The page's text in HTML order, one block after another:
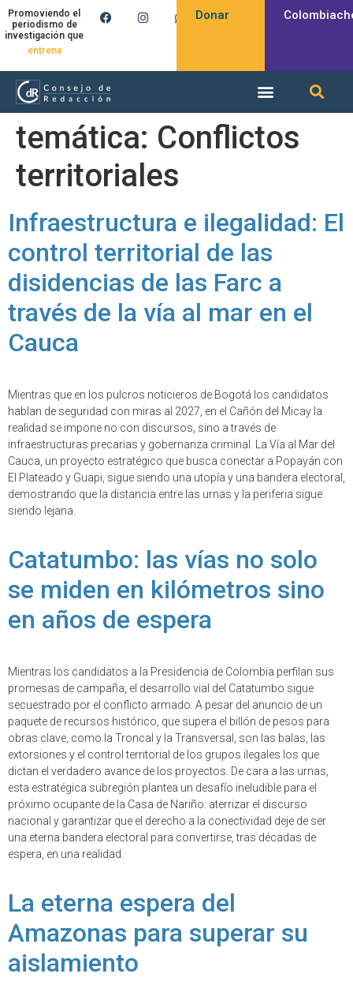
Promoviendo el
periodismo de
investigación que
entrena
Donar
temática: Conflictos
territoriales
Infraestructura e ilegalidad: El
control territorial de las
disidencias de las Farc a
través de la vía al mar en el
Cauca
Mientras que en los pulcros noticieros de Bogotá los candidatos
hablan de seguridad con miras al 2027, en el Cañón del Micay la
realidad se impone no con discursos, sino a través de
infraestructuras precarias y gobernanza criminal. La Vía al Mar del
Cauca, un proyecto estratégico que busca conectar a Popayán con
El Plateado y Guapi, sigue siendo una utopía y una bandera electoral,
demostrando que la distancia entre las urnas y la periferia sigue
siendo lejana.
Catatumbo: las vías no solo
se miden en kilómetros sino
en años de espera
Mientras los candidatos a la Presidencia de Colombia perfilan sus
promesas de campaña, el desarrollo vial del Catatumbo sigue
secuestrado por el conflicto armado. A pesar del anuncio de un
paquete de recursos histórico, que supera el billón de pesos para
obras clave, como la Troncal y la Transversal, son las balas, las
extorsiones y el control territorial de los grupos ilegales los que
dictan el verdadero avance de los proyectos. De cara a las urnas,
esta estratégica subregión plantea un desafío ineludible para el
próximo ocupante de la Casa de Nariño: aterrizar el discurso
nacional y garantizar que el derecho a la conectividad deje de ser
una eterna bandera electoral para convertirse, tras décadas de
espera, en una realidad.
La eterna espera del
Amazonas para superar su
aislamiento